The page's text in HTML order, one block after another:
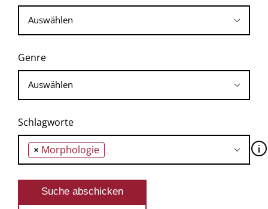
Genre
Schlagworte
× Morphologie 🛈